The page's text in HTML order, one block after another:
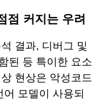
점 커지는 우려
결과, 디버그 및
된 등 특이한 요소
현상은 악성코드
모델이 사용되